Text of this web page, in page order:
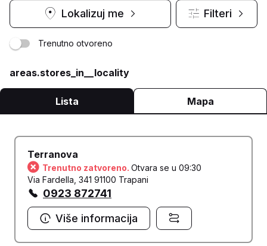
Lokalizuj me Filteri
Trenutno otvoreno
areas.stores_in__locality
Lista Mapa
Terranova
Trenutno zatvoreno. Otvara se u 09:30
Via Fardella, 341 91100 Trapani
0923 872741
Više informacija